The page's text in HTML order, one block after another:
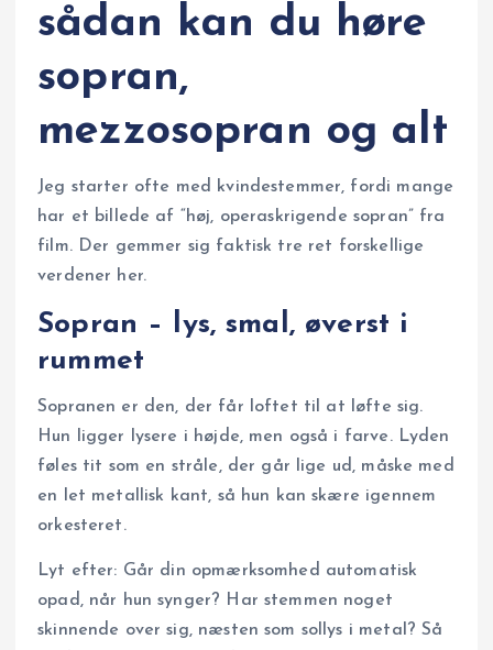
sådan kan du høre
sopran,
mezzosopran og alt
Jeg starter ofte med kvindestemmer, fordi mange
har et billede af “høj, operaskrigende sopran” fra
film. Der gemmer sig faktisk tre ret forskellige
verdener her.
Sopran – lys, smal, øverst i
rummet
Sopranen er den, der får loftet til at løfte sig.
Hun ligger lysere i højde, men også i farve. Lyden
føles tit som en stråle, der går lige ud, måske med
en let metallisk kant, så hun kan skære igennem
orkesteret.
Lyt efter: Går din opmærksomhed automatisk
opad, når hun synger? Har stemmen noget
skinnende over sig, næsten som sollys i metal? Så